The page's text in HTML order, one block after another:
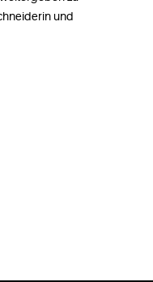
und